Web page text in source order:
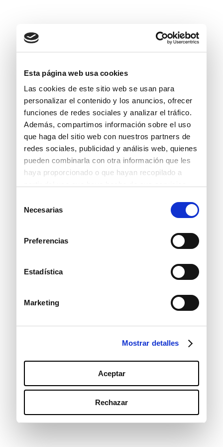
Esta página web usa cookies
Las cookies de este sitio web se usan para
personalizar el contenido y los anuncios, ofrecer
funciones de redes sociales y analizar el tráfico.
Además, compartimos información sobre el uso
que haga del sitio web con nuestros partners de
redes sociales, publicidad y análisis web, quienes
pueden combinarla con otra información que les
haya proporcionado o que hayan recopilado a
deNecesarias
Preferencias
Estadística
Marketing
Mostrar detalles
Aceptar
Rechazar